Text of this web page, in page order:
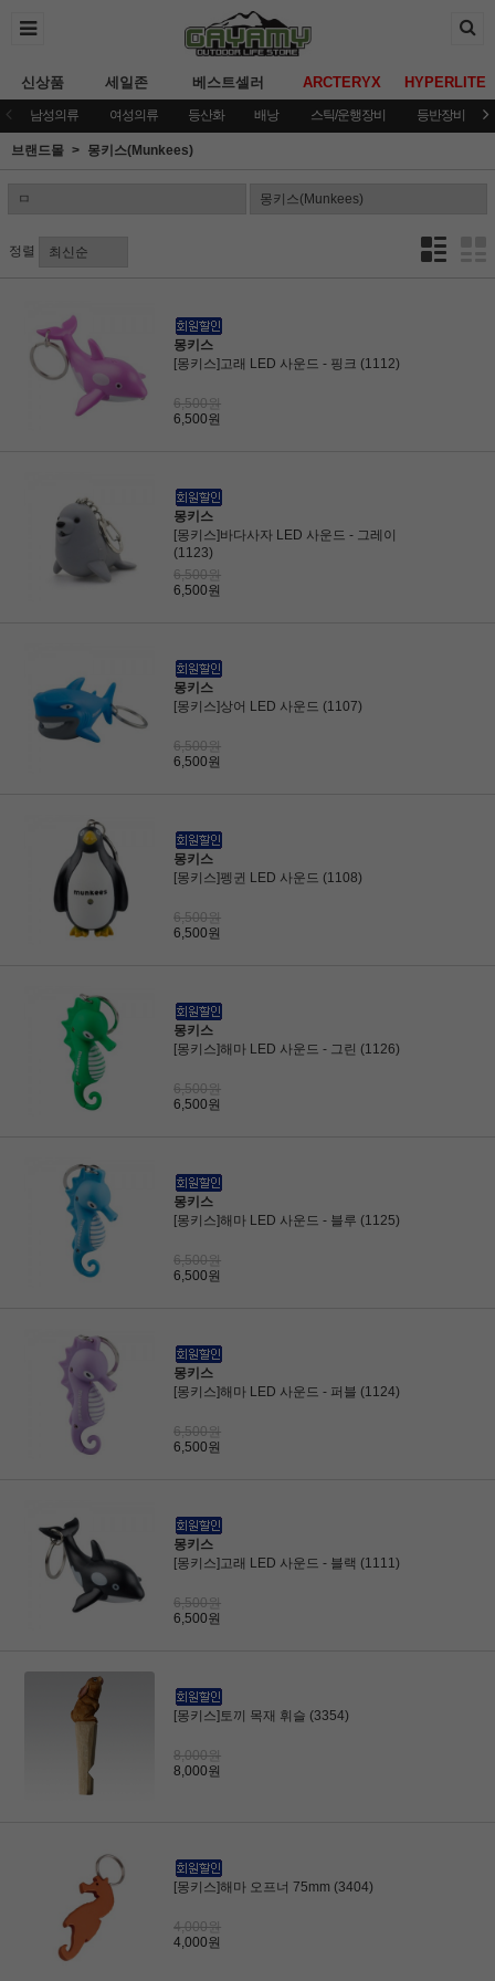
신상품 세일존 베스트셀러 ARCTERYX HYPERLITE
남성의류 여성의류 등산화 배낭 스틱/운행장비 등반장비
브랜드몰 몽키스(Munkees)
정렬
몽키스
[몽키스]고래 LED 사운드 - 핑크 (1112)
6,500원
6,500원
몽키스
[몽키스]바다사자 LED 사운드 - 그레이
(1123)
6,500원
6,500원
몽키스
[몽키스]상어 LED 사운드 (1107)
6,500원
6,500원
몽키스
[몽키스]펭귄 LED 사운드 (1108)
6,500원
6,500원
몽키스
[몽키스]해마 LED 사운드 - 그린 (1126)
6,500원
6,500원
몽키스
[몽키스]해마 LED 사운드 - 블루 (1125)
6,500원
6,500원
몽키스
[몽키스]해마 LED 사운드 - 퍼블 (1124)
6,500원
6,500원
몽키스
[몽키스]고래 LED 사운드 - 블랙 (1111)
6,500원
6,500원
[몽키스]토끼 목재 휘슬 (3354)
8,000원
8,000원
[몽키스]해마 오프너 75mm (3404)
4,000원
4,000원